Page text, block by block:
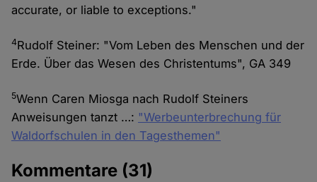
accurate, or liable to exceptions."
4Rudolf Steiner: "Vom Leben des Menschen und der
Erde. Über das Wesen des Christentums", GA 349
5Wenn Caren Miosga nach Rudolf Steiners
Anweisungen tanzt …: "Werbeunterbrechung für
Waldorfschulen in den Tagesthemen"
Kommentare (31)